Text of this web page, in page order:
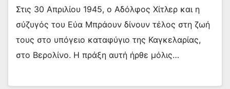
Στις 30 Απριλίου 1945, ο Αδόλφος Χίτλερ και η
σύζυγός του Εύα Μπράουν δίνουν τέλος στη ζωή
τους στο υπόγειο καταφύγιο της Καγκελαρίας,
στο Βερολίνο. Η πράξη αυτή ήρθε μόλις…